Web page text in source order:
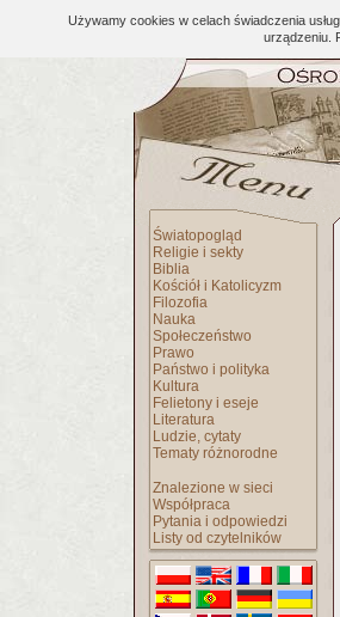
Używamy cookies w celach świadczenia
urządzeniu.
Światopogląd
Religie i sekty
Biblia
Kościół i Katolicyzm
Filozofia
Nauka
Społeczeństwo
Prawo
Państwo i polityka
Kultura
Felietony i eseje
Literatura
Ludzie, cytaty
Tematy różnorodne
Znalezione w sieci
Współpraca
Pytania i odpowiedzi
Listy od czytelników